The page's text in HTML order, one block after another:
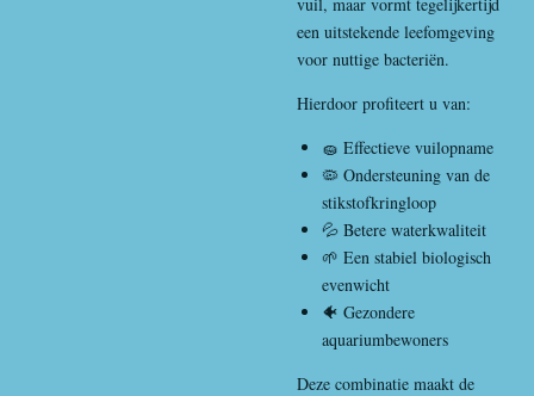
een uitstekende leefomgeving
voor nuttige bacteriën.
Hierdoor profiteert u van:
🧽 Effectieve vuilopname
🦠 Ondersteuning van de
stikstofkringloop
💦 Betere waterkwaliteit
🌱 Een stabiel biologisch
evenwicht
🐠 Gezondere
aquariumbewoners
Deze combinatie maakt de